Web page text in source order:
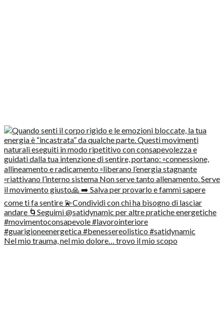
Nel mio trauma, nel mio dolore… trovo il mio scopo